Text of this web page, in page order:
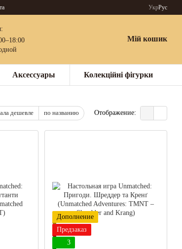
УкрРус
Мій кошик
Аксессуары Колекційні фігурки
дешевле по названию Отображение:
Дополнение
Предзаказ
3